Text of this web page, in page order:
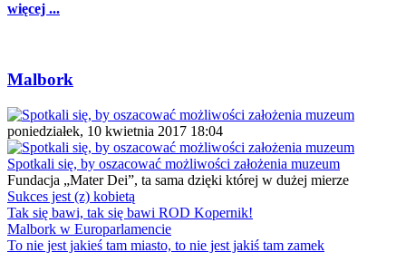
więcej ...
Malbork
poniedziałek, 10 kwietnia 2017 18:04
Spotkali się, by oszacować możliwości założenia muzeum
Fundacja „Mater Dei”, ta sama dzięki której w dużej mierze
Sukces jest (z) kobietą
Tak się bawi, tak się bawi ROD Kopernik!
Malbork w Europarlamencie
To nie jest jakieś tam miasto, to nie jest jakiś tam zamek